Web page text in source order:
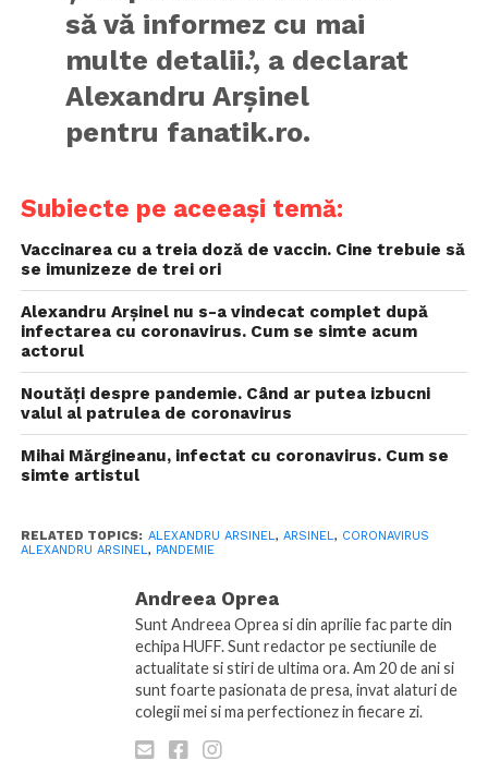
să vă informez cu mai
multe detalii.’, a declarat
Alexandru Arșinel
pentru fanatik.ro.
Subiecte pe aceeași temă:
Vaccinarea cu a treia doză de vaccin. Cine trebuie să
se imunizeze de trei ori
Alexandru Arșinel nu s-a vindecat complet după
infectarea cu coronavirus. Cum se simte acum
actorul
Noutăți despre pandemie. Când ar putea izbucni
valul al patrulea de coronavirus
Mihai Mărgineanu, infectat cu coronavirus. Cum se
simte artistul
RELATED TOPICS: ALEXANDRU ARSINEL, ARSINEL, CORONAVIRUS
ALEXANDRU ARSINEL, PANDEMIE
Andreea Oprea
Sunt Andreea Oprea si din aprilie fac parte din
echipa HUFF. Sunt redactor pe sectiunile de
actualitate si stiri de ultima ora. Am 20 de ani si
sunt foarte pasionata de presa, invat alaturi de
colegii mei si ma perfectionez in fiecare zi.